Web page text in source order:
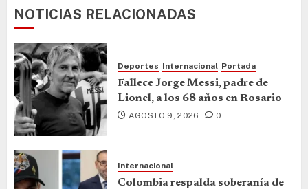
NOTICIAS RELACIONADAS
Deportes Internacional Portada
Fallece Jorge Messi, padre de
Lionel, a los 68 años en Rosario
AGOSTO 9, 2026 0
Internacional
Colombia respalda soberanía de